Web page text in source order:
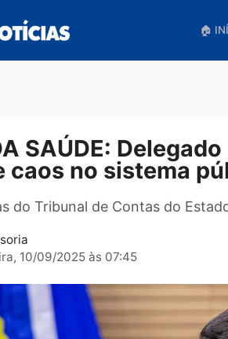
SAÚDE:
caos no
do Tribunal de Contas do
10/09/2025 às 07:45